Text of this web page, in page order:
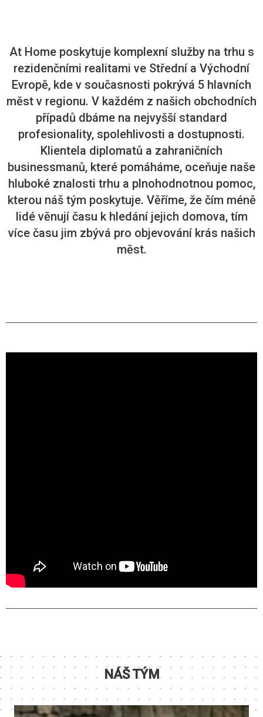
At Home poskytuje komplexní služby na trhu s
rezidenčními realitami ve Střední a Východní
Evropě, kde v současnosti pokrývá 5 hlavních
měst v regionu. V každém z našich obchodních
případů dbáme na nejvyšší standard
profesionality, spolehlivosti a dostupnosti.
Klientela diplomatů a zahraničních
businessmanů, které pomáháme, oceňuje naše
hluboké znalosti trhu a plnohodnotnou pomoc,
kterou náš tým poskytuje. Věříme, že čím méně
lidé věnují času k hledání jejich domova, tím
více času jim zbývá pro objevování krás našich
měst.
NÁŠ TÝM